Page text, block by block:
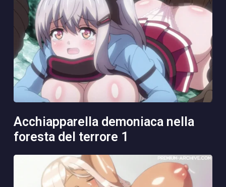
acchiapparella demoniaca nella
foresta del terrore 1